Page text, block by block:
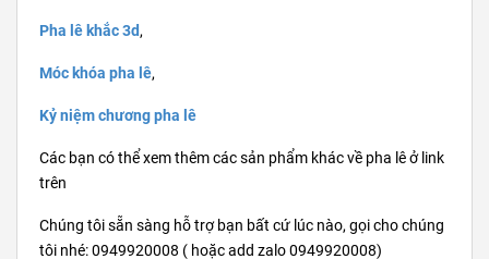
Pha lê khắc 3d,
Móc khóa pha lê,
Kỷ niệm chương pha lê
Các bạn có thể xem thêm các sản phẩm khác về pha lê ở link
trên
Chúng tôi sẵn sàng hỗ trợ bạn bất cứ lúc nào, gọi cho chúng
tôi nhé: 0949920008 ( hoặc add zalo 0949920008)